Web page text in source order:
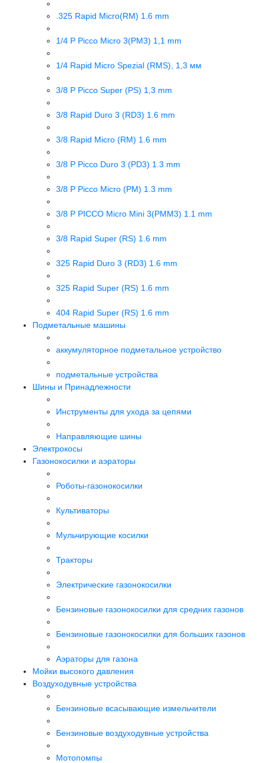
.325 Rapid Micro(RM) 1.6 mm
1/4 P Picco Micro 3(PM3) 1,1 mm
1/4 Rapid Micro Spezial (RMS), 1,3 мм
3/8 P Picco Super (PS) 1,3 mm
3/8 Rapid Duro 3 (RD3) 1.6 mm
3/8 Rapid Micro (RM) 1.6 mm
3/8 P Picco Duro 3 (PD3) 1.3 mm
3/8 P Picco Micro (PM) 1.3 mm
3/8 P PICCO Micro Mini 3(PMM3) 1.1 mm
3/8 Rapid Super (RS) 1.6 mm
325 Rapid Duro 3 (RD3) 1.6 mm
325 Rapid Super (RS) 1.6 mm
404 Rapid Super (RS) 1.6 mm
Подметальные машины
аккумуляторное подметальное устройство
подметальные устройства
Шины и Принадлежности
Инструменты для ухода за цепями
Направляющие шины
Электрокосы
Газонокосилки и аэраторы
Роботы-газонокосилки
Культиваторы
Мульчирующие косилки
Тракторы
Электрические газонокосилки
Бензиновые газонокосилки для средних газонов
Бензиновые газонокосилки для больших газонов
Аэраторы для газона
Мойки высокого давления
Воздуходувные устройства
Бензиновые всасывающие измельчители
Бензиновые воздуходувные устройства
Мотопомпы